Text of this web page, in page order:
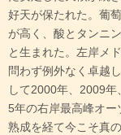
好天が保たれた。葡
が高く、酸とタンニ
と生まれた。左岸メ
問わず例外なく卓越
して2000年、2009
5年の右岸最高峰オ
熟成を経て今こそ真